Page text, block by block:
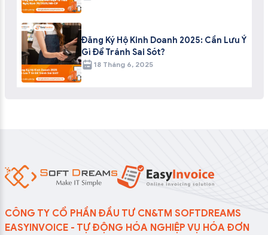
Đăng Ký Hộ Kinh Doanh 2025: Cần Lưu Ý
Gì Để Tránh Sai Sót?
18 Tháng 6, 2025
CÔNG TY CỔ PHẦN ĐẦU TƯ CN&TM SOFTDREAMS
EASYINVOICE - TỰ ĐỘNG HÓA NGHIỆP VỤ HÓA ĐƠN